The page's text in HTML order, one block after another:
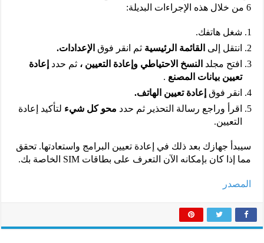
6 من خلال هذه الإجراءات البديلة:
شغل هاتفك.
انتقل إلى القائمة الرئيسية ثم انقر فوق الإعدادات.
افتح مجلد النسخ الاحتياطي وإعادة التعيين ، ثم حدد إعادة
تعيين بيانات المصنع .
انقر فوق إعادة تعيين الهاتف.
اقرأ وراجع رسالة التحذير ثم حدد محو كل شيء لتأكيد إعادة
التعيين.
سيبدأ جهازك بعد ذلك في إعادة تعيين البرامج واستعادتها. تحقق
مما إذا كان بإمكانه الآن التعرف على بطاقات SIM الخاصة بك.
المصدر